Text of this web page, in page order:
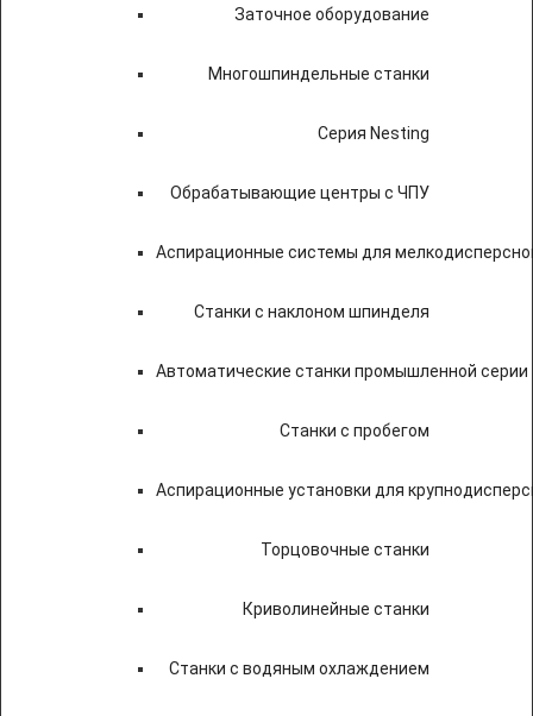
Заточное оборудование
Многошпиндельные станки
Серия Nesting
Обрабатывающие центры с ЧПУ
Аспирационные системы для
Станки с наклоном шпинделя
Автоматические станки промышленной серии
Станки с пробегом
Аспирационные установки для
Торцовочные станки
Криволинейные станки
Станки с водяным охлаждением